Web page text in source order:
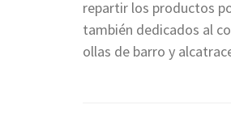
repartir los productos
también dedicados al
ollas de barro y